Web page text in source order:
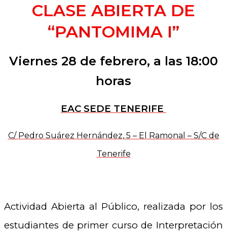
CLASE ABIERTA DE
“PANTOMIMA I”
Viernes 28 de febrero, a las 18:00
horas
EAC SEDE TENERIFE
C/ Pedro Suárez Hernández, 5 – El Ramonal – S/C de
Tenerife
Actividad Abierta al Público, realizada por los
estudiantes de primer curso de Interpretación